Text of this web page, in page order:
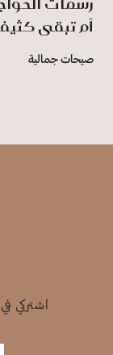
أم تبقى كثيفة؟
صيحات جمالية
اشتركي في